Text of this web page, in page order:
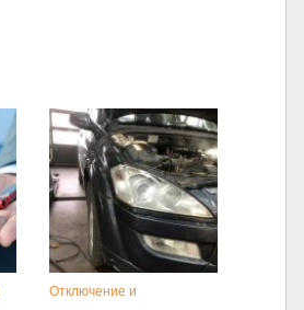
Отключение и